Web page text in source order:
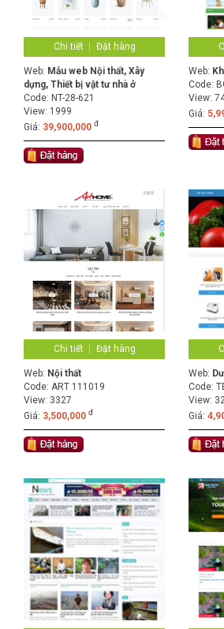
Chi tiết Đặt hàng
Web: Mẫu web Nội thất, Xây
dựng, Thiết bị vật tư nhà ở
Code: NT-28-621
View: 1999
Giá: 39,900,000 đ
Web:
Code:
View:
Giá:
Chi tiết Đặt hàng
Web: Nội thất
Code: ART 111019
View: 3327
Giá: 3,500,000 đ
Web:
Code:
View:
Giá: